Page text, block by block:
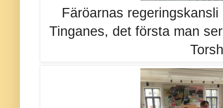
Färöarnas
Tinganes, det första man